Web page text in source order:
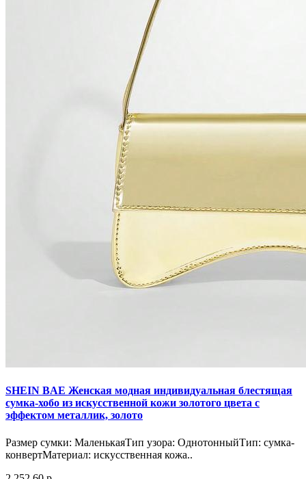
SHEIN BAE Женская модная индивидуальная блестящая
сумка-хобо из искусственной кожи золотого цвета с
эффектом металлик, золото
Размер сумки: МаленькаяТип узора: ОднотонныйТип: сумка-
конвертМатериал: искусственная кожа..